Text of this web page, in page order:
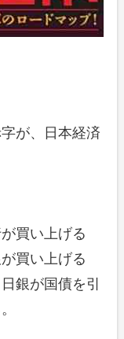
が、日本経済
買い上げる
買い上げる
銀が国債を引